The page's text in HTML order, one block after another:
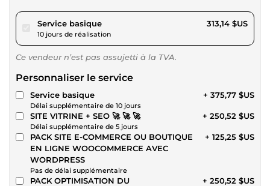
Service basiquepour 288,61 $US
10 jours de réalisation
313,14 $US
Ce vendeur n’est pas assujetti à la TVA.
Personnaliser le service
Service basique
Délai supplémentaire de 10 jours
+ 375,77 $US
SITE VITRINE + SEO 🚀 🚀 🚀
Délai supplémentaire de 5 jours
+ 250,52 $US
PACK SITE E-COMMERCE OU BOUTIQUE
EN LIGNE WOOCOMMERCE AVEC
WORDPRESS
Pas de délai supplémentaire
+ 125,25 $US
PACK OPTIMISATION DU
+ 250,52 $US